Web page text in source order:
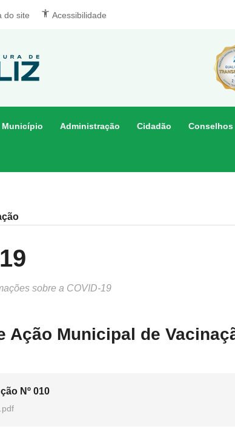
do site accessibility_new Acessibilidade
Município Administração Cidadão Conselhos
sobre a COVID-19
Ação Municipal de
Nº 010